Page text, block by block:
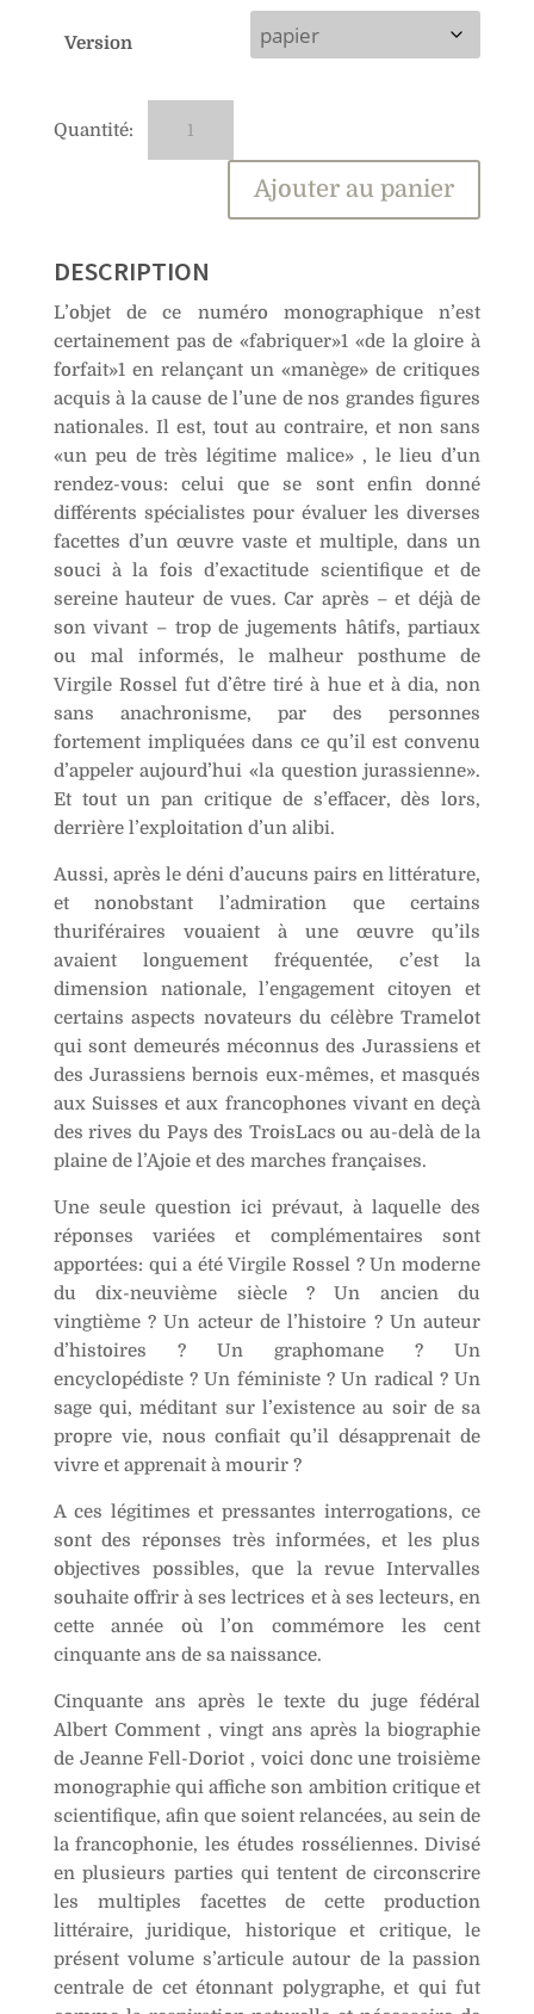
actuel
est :
Version
Rossel
Ajouter au panier
e
t
i
v
e
:
DESCRIPTION
L’objet de ce numéro monographique n’est
certainement pas de «fabriquer»1 «de la gloire à
forfait»1 en relançant un «manège» de critiques
acquis à la cause de l’une de nos grandes figures
nationales. Il est, tout au contraire, et non sans
«un peu de très légitime malice» , le lieu d’un
rendez-vous: celui que se sont enfin donné
différents spécialistes pour évaluer les diverses
facettes d’un œuvre vaste et multiple, dans un
souci à la fois d’exactitude scientifique et de
sereine hauteur de vues. Car après – et déjà de
son vivant – trop de jugements hâtifs, partiaux
ou mal informés, le malheur posthume de
Virgile Rossel fut d’être tiré à hue et à dia, non
sans anachronisme, par des personnes
fortement impliquées dans ce qu’il est convenu
d’appeler aujourd’hui «la question jurassienne».
Et tout un pan critique de s’effacer, dès lors,
derrière l’exploitation d’un alibi.
Aussi, après le déni d’aucuns pairs en littérature,
et nonobstant l’admiration que certains
thuriféraires vouaient à une œuvre qu’ils
avaient longuement fréquentée, c’est la
dimension nationale, l’engagement citoyen et
certains aspects novateurs du célèbre Tramelot
qui sont demeurés méconnus des Jurassiens et
des Jurassiens bernois eux-mêmes, et masqués
aux Suisses et aux francophones vivant en deçà
des rives du Pays des TroisLacs ou au-delà de la
plaine de l’Ajoie et des marches françaises.
Une seule question ici prévaut, à laquelle des
réponses variées et complémentaires sont
apportées: qui a été Virgile Rossel ? Un moderne
du dix-neuvième siècle ? Un ancien du
vingtième ? Un acteur de l’histoire ? Un auteur
d’histoires ? Un graphomane ? Un
encyclopédiste ? Un féministe ? Un radical ? Un
sage qui, méditant sur l’existence au soir de sa
propre vie, nous confiait qu’il désapprenait de
vivre et apprenait à mourir ?
A ces légitimes et pressantes interrogations, ce
sont des réponses très informées, et les plus
objectives possibles, que la revue Intervalles
souhaite offrir à ses lectrices et à ses lecteurs, en
cette année où l’on commémore les cent
cinquante ans de sa naissance.
Cinquante ans après le texte du juge fédéral
Albert Comment , vingt ans après la biographie
de Jeanne Fell-Doriot , voici donc une troisième
monographie qui affiche son ambition critique et
scientifique, afin que soient relancées, au sein de
la francophonie, les études rosséliennes. Divisé
en plusieurs parties qui tentent de circonscrire
les multiples facettes de cette production
littéraire, juridique, historique et critique, le
présent volume s’articule autour de la passion
centrale de cet étonnant polygraphe, et qui fut